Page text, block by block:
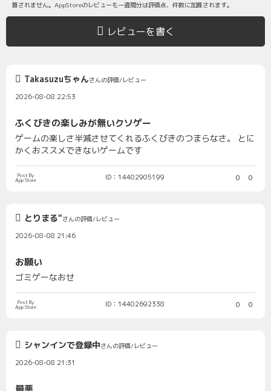
算されません。AppStoreのレビューも一週間分は評価点、件数に加算されます。
レビューを書く
Takasuzuちゃんさんの評価/レビュー
2026-08-08 22:53
ふくびきの楽しみが無いクソゲー
ゲームの楽しさ半減させてくれるふくびきのつまらなさ。 とに
かくおススメできないゲームです
Post By
App Store ID：14402905199 0 0
とりまる"さんの評価/レビュー
2026-08-08 21:46
お願い
ゴミゲーなおせ
Post By
App Store ID：14402692338 0 0
シャンインで登録中さんの評価/レビュー
2026-08-08 21:31